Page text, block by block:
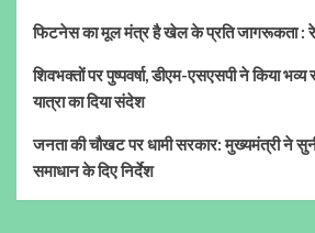
फिटनेस का मूल मंत्र है खेल के प्रति जागरूकता :
शिवभक्तों पर पुष्पवर्षा, डीएम-एसएसपी ने किया भव्य
यात्रा का दिया संदेश
जनता की चौखट पर धामी सरकार: मुख्यमंत्री ने
समाधान के दिए निर्देश